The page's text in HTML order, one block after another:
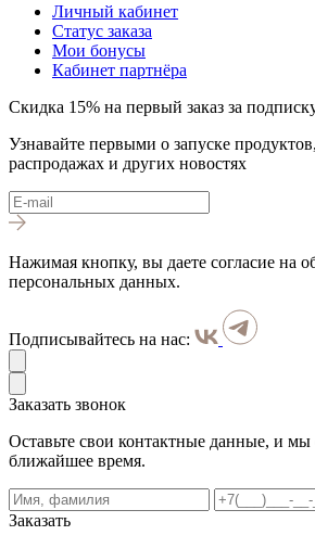
Личный кабинет
Статус заказа
Мои бонусы
Кабинет партнёра
Скидка 15% на первый заказ за
Узнавайте первыми о запуске
распродажах и других новостях
Нажимая кнопку, вы даете согласие на
персональных данных.
Подписывайтесь на нас:
Заказать звонок
Оставьте свои контактные данные, и
ближайшее время.
Заказать